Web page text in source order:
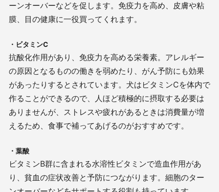
ーンオーバーなどを促します。免疫力を高め、皮膚や粘
膜、目の健康に一役買ってくれます。
・ビタミンC
抗酸化作用があり、免疫力を高める栄養素。アレルギー
の原因となるものの働きを弱めたり、がん予防にも効果
があったりするとされています。犬はビタミンCを体内で
作ることができるので、人ほど積極的に摂取する必要は
ありませんが、ストレスや疲れがあるときは消費量が増
えるため、食事で補ってあげるのがおすすめです。
・葉酸
ビタミンB群に含まれる水溶性ビタミンで造血作用があ
り、貧血の症状改善と予防につながります。細胞のター